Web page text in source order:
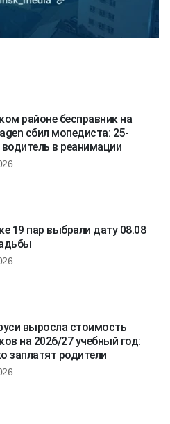
районе бесправник на
сбил мопедиста: 25-
водитель в реанимации
19 пар выбрали дату 08.08
выросла стоимость
на 2026/27 учебный год:
заплатят родители